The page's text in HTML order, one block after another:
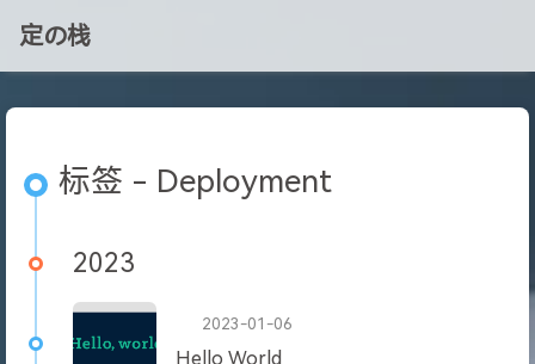
定の栈
标签 - Deployment
2023
2023-01-06
Hello World